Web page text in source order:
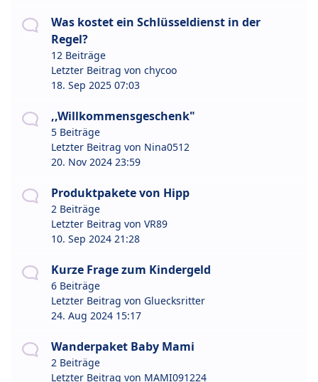
Was kostet ein Schlüsseldienst in der
Regel?
12 Beiträge
Letzter Beitrag von chycoo
18. Sep 2025 07:03
,,Willkommensgeschenk"
5 Beiträge
Letzter Beitrag von Nina0512
20. Nov 2024 23:59
Produktpakete von Hipp
2 Beiträge
Letzter Beitrag von VR89
10. Sep 2024 21:28
Kurze Frage zum Kindergeld
6 Beiträge
Letzter Beitrag von Gluecksritter
24. Aug 2024 15:17
Wanderpaket Baby Mami
2 Beiträge
Letzter Beitrag von MAMI091224